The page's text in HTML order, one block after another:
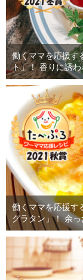
働くママを応援す
ト」！ 香りに誘
働くママを応援す
グラタン」！ 余